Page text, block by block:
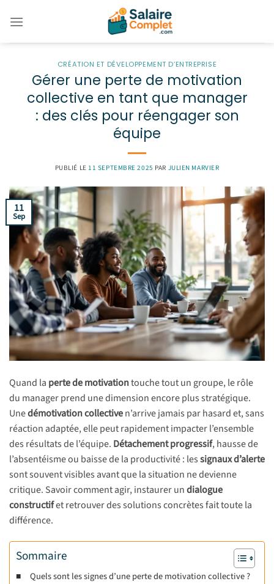
CRÉATION ET DÉVELOPPEMENT D’ENTREPRISE
Gérer une perte de motivation
collective en tant que manager
: des clés pour réengager son
équipe
PUBLIÉ LE 11 SEPTEMBRE 2025 PAR JULIEN MARVIER
11
Sep
Quand la perte de motivationtouche tout un groupe, le rôle
du manager prend une dimension encore plus stratégique.
Unedémotivation collectiven’arrive jamais par hasard et, sans
réaction adaptée, elle peut rapidement impacter l’ensemble
des résultats de l’équipe. Détachement progressif, hausse de
l’absentéisme ou baisse de la productivité : lessignaux d’alerte
sont souvent visibles avant que la situation ne devienne
critique. Savoir comment agir, instaurer undialogue
constructifet retrouver des solutions concrètes fait toute la
différence.
Sommaire
Quels sont les signes d’une perte de motivation collective ?